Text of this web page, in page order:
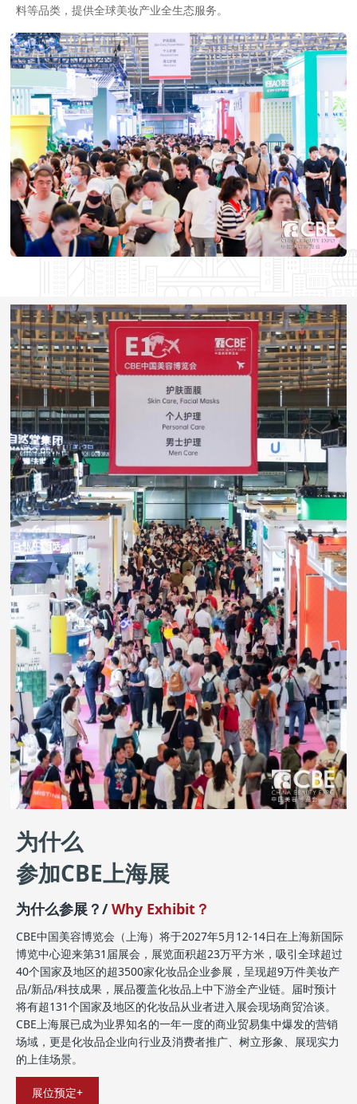
料等品类，提供全球美妆产业全生态服务。
为什么
参加CBE上海展
为什么参展？/Why Exhibit？
CBE中国美容博览会（上海）将于2027年5月12-14日在上海新国际
博览中心迎来第31届展会，展览面积超23万平方米，吸引全球超过
40个国家及地区的超3500家化妆品企业参展，呈现超9万件美妆产
品/新品/科技成果，展品覆盖化妆品上中下游全产业链。届时预计
将有超131个国家及地区的化妆品从业者进入展会现场商贸洽谈。
CBE上海展已成为业界知名的一年一度的商业贸易集中爆发的营销
场域，更是化妆品企业向行业及消费者推广、树立形象、展现实力
的上佳场景。
展位预定+